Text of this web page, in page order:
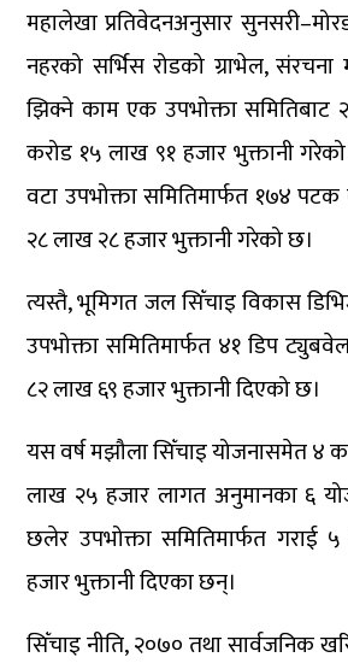
महालेखा प्रतिवेदनअनुसार
नहरको सर्भिस रोडको ग्राभेल, संरचना
झिक्ने काम एक उपभोक्ता समितिबाट
करोड १५ लाख ९१ हजार भुक्तानी
वटा उपभोक्ता समितिमार्फत १७४
२८ लाख २८ हजार भुक्तानी गरेको छ।
त्यस्तै, भूमिगत जल सिँचाइ विकास
उपभोक्ता समितिमार्फत ४१ डिप
८२ लाख ६९ हजार भुक्तानी दिएको छ।
यस वर्ष मझौला सिँचाइ योजनासमेत ४
लाख २५ हजार लागत अनुमानका ६
छलेर उपभोक्ता समितिमार्फत गराई
हजार भुक्तानी दिएका छन्।
सिँचाइ नीति, २०७० तथा सार्वजनिक